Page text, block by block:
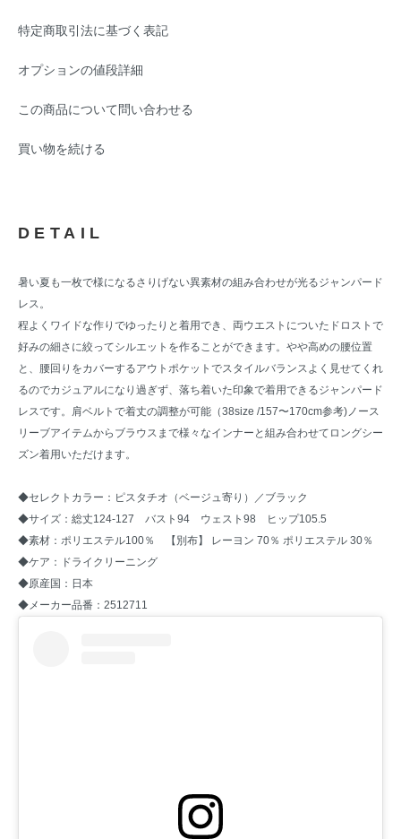
特定商取引法に基づく表記
オプションの値段詳細
この商品について問い合わせる
買い物を続ける
DETAIL
暑い夏も一枚で様になるさりげない異素材の組み合わせが光るジャンパード
レス。
程よくワイドな作りでゆったりと着用でき、両ウエストについたドロストで
好みの細さに絞ってシルエットを作ることができます。やや高めの腰位置
と、腰回りをカバーするアウトポケットでスタイルバランスよく見せてくれ
るのでカジュアルになり過ぎず、落ち着いた印象で着用できるジャンパード
レスです。肩ベルトで着丈の調整が可能（38size /157〜170cm参考)ノース
リーブアイテムからブラウスまで様々なインナーと組み合わせてロングシー
ズン着用いただけます。
◆セレクトカラー：ピスタチオ（ベージュ寄り）／ブラック
◆サイズ：総丈124-127 バスト94 ウェスト98 ヒップ105.5
◆素材：ポリエステル100％ 【別布】 レーヨン 70％ ポリエステル 30％
◆ケア：ドライクリーニング
◆原産国：日本
◆メーカー品番：2512711